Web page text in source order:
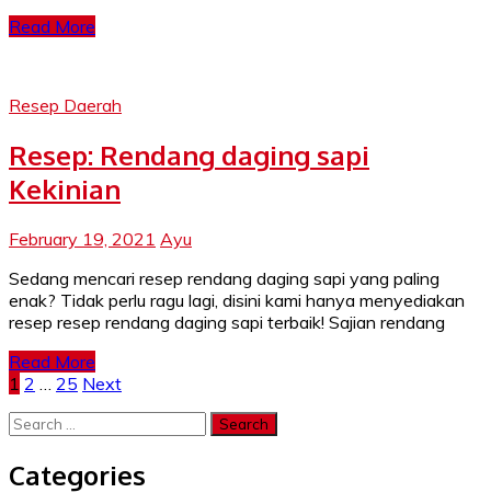
Read More
Resep Daerah
Resep: Rendang daging sapi
Kekinian
February 19, 2021 Ayu
Sedang mencari resep rendang daging sapi yang paling
enak? Tidak perlu ragu lagi, disini kami hanya menyediakan
resep resep rendang daging sapi terbaik! Sajian rendang
Read More
Posts
pagination
1 2 25 Next
Search
for:
Categories